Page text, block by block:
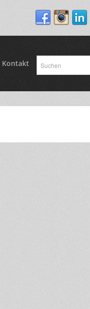
Kontakt